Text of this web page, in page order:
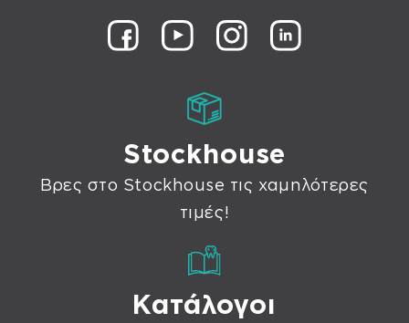
Stockhouse
Βρες στο Stockhouse τις χαμηλότερες
τιμές!
Κατάλογοι